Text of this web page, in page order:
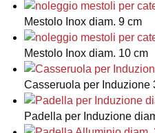
Mestolo Inox diam. 9 cm
Mestolo Inox diam. 10 cm
Casseruola per Induzione
Padella per Induzione